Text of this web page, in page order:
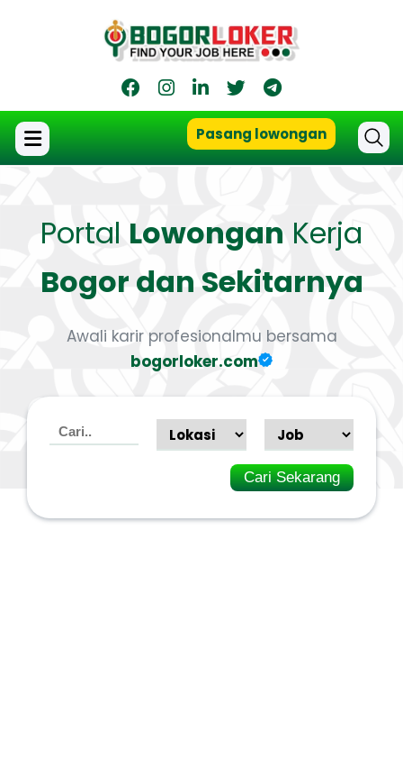
Pasang lowongan
Portal Lowongan Kerja
Bogor dan Sekitarnya
Awali karir profesionalmu bersama
bogorloker.com
Cari Sekarang